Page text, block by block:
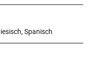
Spanisch